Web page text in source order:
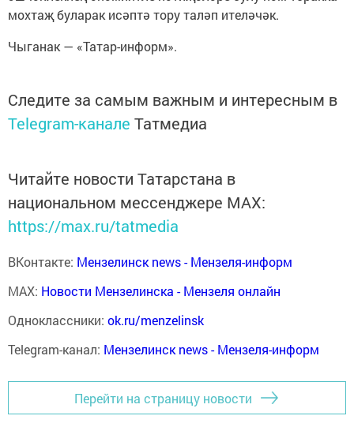
мохтаҗ буларак исәптә тору таләп ителәчәк.
Чыганак — «Татар-информ».
Следите за самым важным и интересным в
Telegram-канале Татмедиа
Читайте новости Татарстана в
национальном мессенджере MАХ:
https://max.ru/tatmedia
ВКонтакте: Мензелинск news - Мензеля-информ
MAX: Новости Мензелинска - Мензеля онлайн
Одноклассники: ok.ru/menzelinsk
Telegram-канал: Мензелинск news - Мензеля-информ
Перейти на страницу новости